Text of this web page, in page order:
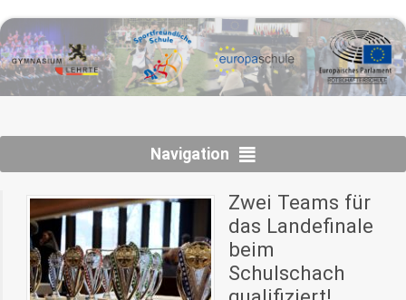
Navigation
Zwei Teams für
das Landefinale
beim
Schulschach